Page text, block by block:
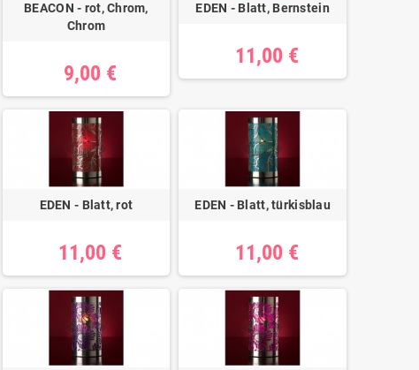
BEACON - rot, Chrom,
Chrom
9,00 €
EDEN - Blatt, Bernstein
11,00 €
EDEN - Blatt, rot
11,00 €
EDEN - Blatt, türkisblau
11,00 €